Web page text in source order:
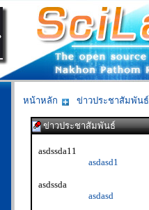
หน้าหลัก ข่าวประชาสัมพันธ์
ข่าวประชาสัมพันธ์
asdssda11
asdasd1
asdssda
asdasd